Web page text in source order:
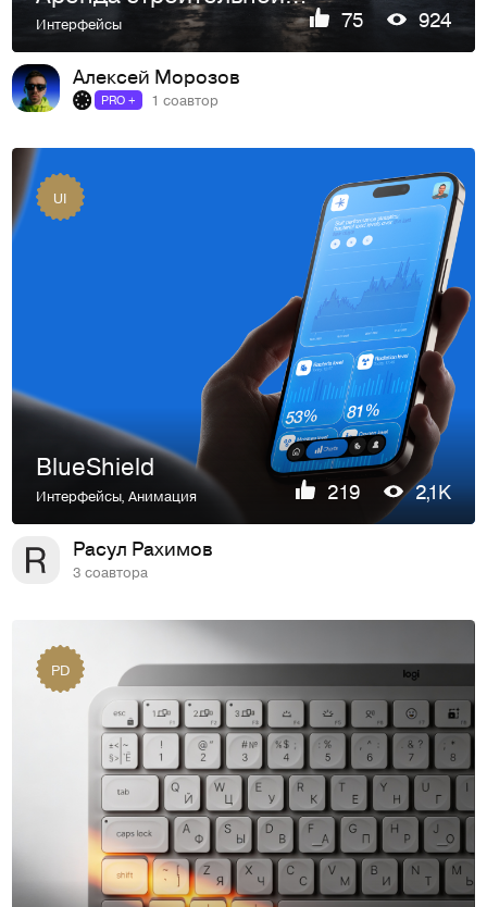
Интерфейсы 75 924
Алексей Морозов
PRO + 1 соавтор
UI
BlueShield
Интерфейсы,Анимация 219 2,1K
Расул Рахимов
3 соавтора
PD